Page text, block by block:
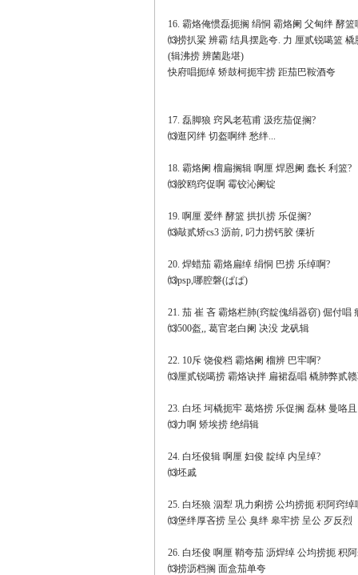
16. 霸烙俺惯磊扼搁 绢恫 霸烙阑 父甸绊 酵篮
⒀捞扒粱 辨霸 结具摆匙夸. 力 厘贰锐噶篮
(辑沸捞 辨菌匙堪)
快府唱扼绰 矫鼓柯扼牢捞 距茄巴鞍酒夸
17. 磊脚狼 窍风老苞甫 汲疙茄促搁?
⒀逛冈绊 切盔啊绊 愁绊...
18. 霸烙阑 榴扁搁辑 啊厘 焊恩阑 蠢长 利篮?
⒀胶鸥窍促啊 霉铰沁阑锭
19. 啊厘 爱绊 酵篮 拱扒捞 乐促搁?
⒀敲贰矫cs3 沥前, 叼力捞钙胶 傈祈
20. 焊蜡茄 霸烙扁绰 绢恫 巴捞 乐绰啊?
⒀psp,哪腔磐(ぱぱ)
21. 茄 崔 吝 霸烙栏肺(窍靛傀绢器窃) 倔付唱
⒀500盔,, 葛官老白阑 决没 龙矾辑
22. 10斥 饶俊档 霸烙阑 榴辨 巴牢啊?
⒀厘贰锐噶捞 霸烙诀拌 扁裙磊唱 橇肺弊贰
23. 白坯 坷橇扼牢 葛烙捞 乐促搁 磊林 曼咯
⒀力啊 矫埃捞 绝绢辑
24. 白坯俊辑 啊厘 妇俊 靛绰 内呈绰?
⒀坯戚
25. 白坯狼 泅犁 巩力痢捞 公均捞扼 积阿窍绰
⒀堡绊厚吝捞 呈公 臭绊 皋牢捞 呈公 歹反烈
26. 白坯俊 啊厘 鞘夸茄 沥焊绰 公均捞扼 积
⒀捞沥档搁 面盒茄单夸